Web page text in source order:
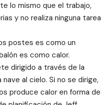
lo mismo que el trabajo,
y no realiza ninguna tarea
postes es como un
es como calor.
dirigido a través de la
al cielo. Si no se dirige,
produce calor en forma de